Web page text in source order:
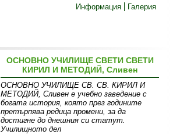
Информация
Галерия
ОСНОВНО УЧИЛИЩЕ СВЕТИ СВЕТИ
КИРИЛ И МЕТОДИЙ, Сливен
ОСНОВНО УЧИЛИЩЕ СВ. СВ. КИРИЛ И
МЕТОДИЙ, Сливен е учебно заведение с
богата история, която през годините
претърпява редица промени, за да
достигне до днешния си статут.
Училищното дел